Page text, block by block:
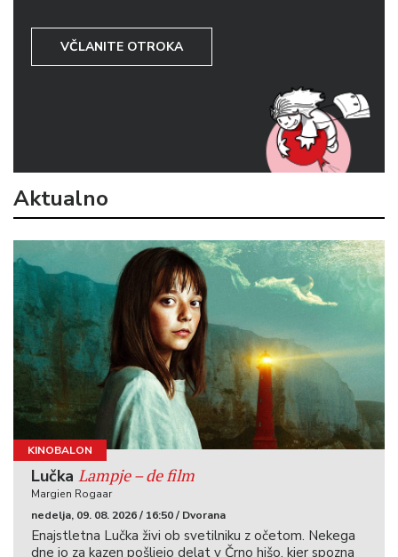
VČLANITE OTROKA
Aktualno
KINOBALON
Lučka Lampje – de film
Margien Rogaar
nedelja, 09. 08. 2026 / 16:50 / Dvorana
Enajstletna Lučka živi ob svetilniku z očetom. Nekega
dne jo za kazen pošljejo delat v Črno hišo, kjer spozna